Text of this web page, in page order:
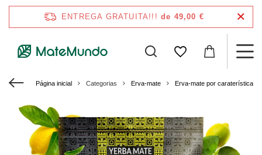
ENTREGA GRATUITA!!! de 49,00 €
Página inicial Categorias Erva-mate Erva-mate por caraterísticas